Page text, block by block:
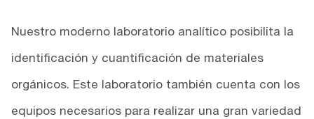
Nuestro moderno laboratorio analítico posibilita la
identificación y cuantificación de materiales
orgánicos. Este laboratorio también cuenta con los
equipos necesarios para realizar una gran variedad